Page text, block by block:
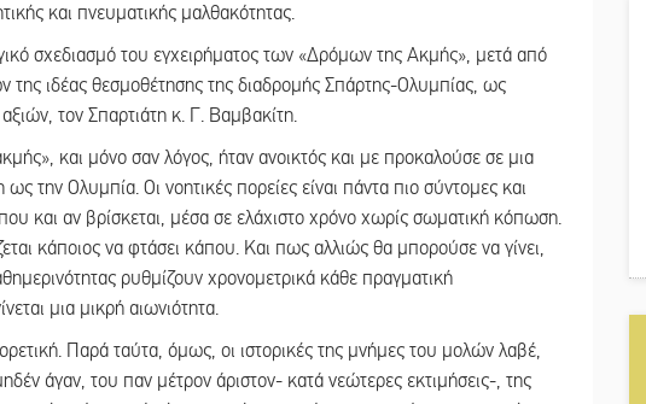
και πνευματικής μαλθακότητας.
σχεδιασμό του εγχειρήματος των «Δρόμων της Ακμής», μετά από
ιδέας θεσμοθέτησης της διαδρομής Σπάρτης-Ολυμπίας, ως
τον Σπαρτιάτη κ. Γ. Βαμβακίτη.
και μόνο σαν λόγος, ήταν ανοικτός και με προκαλούσε σε μια
την Ολυμπία. Οι νοητικές πορείες είναι πάντα πιο σύντομες και
και αν βρίσκεται, μέσα σε ελάχιστο χρόνο χωρίς σωματική κόπωση.
κάποιος να φτάσει κάπου. Και πως αλλιώς θα μπορούσε να γίνει,
ρυθμίζουν χρονομετρικά κάθε πραγματική
μια μικρή αιωνιότητα.
Παρά ταύτα, όμως, οι ιστορικές της μνήμες του μολών λαβέ,
άγαν, του παν μέτρον άριστον- κατά νεώτερες εκτιμήσεις-, της